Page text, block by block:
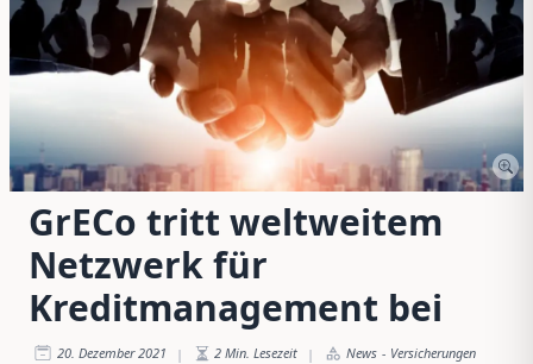
GrECo tritt weltweitem
Netzwerk für
Kreditmanagement bei
20. Dezember 2021 | 2 Min. Lesezeit | News - Versicherungen